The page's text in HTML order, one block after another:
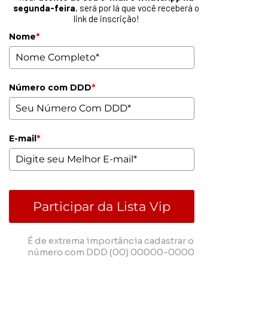
segunda-feira, será por lá que você receberá o
link de inscrição!
Nome*
Número com DDD*
E-mail*
Participar da Lista Vip
É de extrema importância cadastrar o
número com DDD (00) 00000-0000